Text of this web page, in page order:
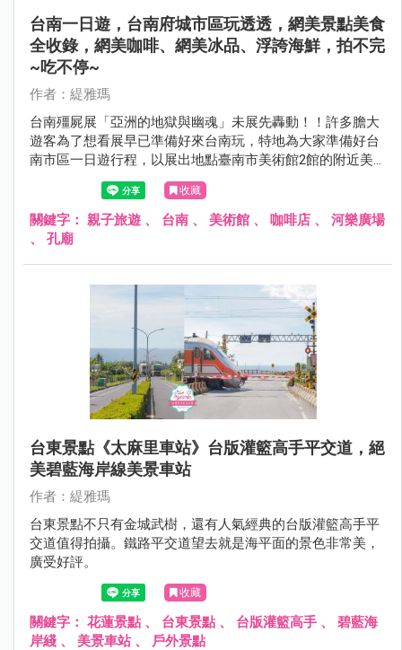
台南一日遊，台南府城市區玩透透，網美景點美食
全收錄，網美咖啡、網美冰品、浮誇海鮮，拍不完
~吃不停~
作者：緹雅瑪
台南殭屍展「亞洲的地獄與幽魂」未展先轟動！！許多膽大
遊客為了想看展早已準備好來台南玩，特地為大家準備好台
南市區一日遊行程，以展出地點臺南市美術館2館的附近美
食景點推薦給大家，想推薦的台南美食景點太多，所以文章
內可依喜好作刪減，人氣名店有可能需要排隊，也要有心理
準備哦~
收藏
關鍵字： 親子旅遊 、 台南 、 美術館 、 咖啡店 、 河樂廣場
、 孔廟
台東景點《太麻里車站》台版灌籃高手平交道，絕
美碧藍海岸線美景車站
作者：緹雅瑪
台東景點不只有金城武樹，還有人氣經典的台版灌籃高手平
交道值得拍攝。鐵路平交道望去就是海平面的景色非常美，
廣受好評。
收藏
關鍵字： 花蓮景點 、 台東景點 、 台版灌籃高手 、 碧藍海
岸綫 、 美景車站、 戶外景點